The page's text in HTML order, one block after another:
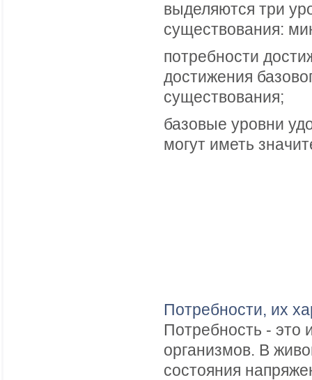
выделяются три
существования:
потребности
достижения
существования;
базовые уровни
могут иметь
Потребности, их
Потребность - это
организмов. В
состояния